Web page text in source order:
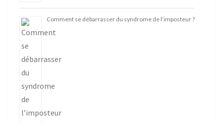
Comment se débarrasser du syndrome de l’imposteur ?